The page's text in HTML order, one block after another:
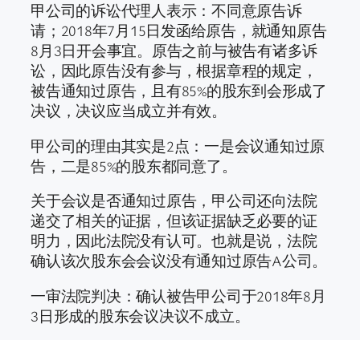
甲公司的诉讼代理人表示：不同意原告诉
请；2018年7月15日发函给原告，就通知原告
8月3日开会事宜。原告之前与被告有诸多诉
讼，因此原告没有参与，根据章程的规定，
被告通知过原告，且有85%的股东到会形成了
决议，决议应当成立并有效。
甲公司的理由其实是2点：一是会议通知过原
告，二是85%的股东都同意了。
关于会议是否通知过原告，甲公司还向法院
递交了相关的证据，但该证据缺乏必要的证
明力，因此法院没有认可。也就是说，法院
确认该次股东会会议没有通知过原告A公司。
一审法院判决：确认被告甲公司于2018年8月
3日形成的股东会议决议不成立。